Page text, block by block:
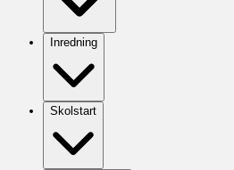
Inredning
Skolstart